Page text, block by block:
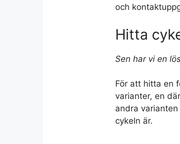
och
Hitta
Sen har vi en
För att hitta en
varianter, en
andra
cykeln är.